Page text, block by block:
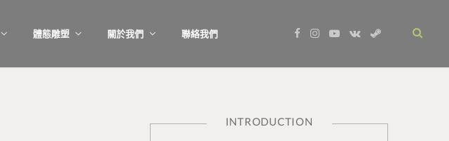
體態雕塑 關於我們 聯絡我們
I
Y
V
S
INTRODUCTION